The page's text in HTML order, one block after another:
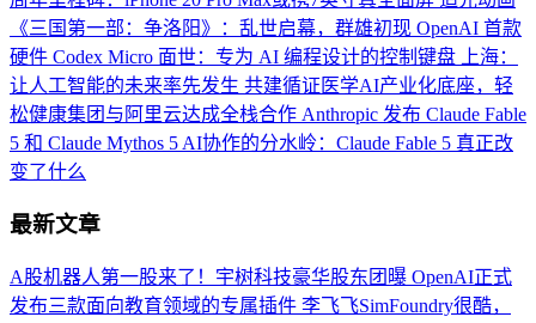
《三国第一部：争洛阳》：乱世启幕，群雄初现 OpenAI 首款
硬件 Codex Micro 面世：专为 AI 编程设计的控制键盘
上海：
让人工智能的未来率先发生 共建循证医学AI产业化底座，轻
松健康集团与阿里云达成全栈合作 Anthropic 发布 Claude Fable
5 和 Claude Mythos 5 AI协作的分水岭：Claude Fable 5 真正改
变了什么
最新文章
A股机器人第一股来了！宇树科技豪华股东团曝 OpenAI正式
发布三款面向教育领域的专属插件 李飞飞SimFoundry很酷，